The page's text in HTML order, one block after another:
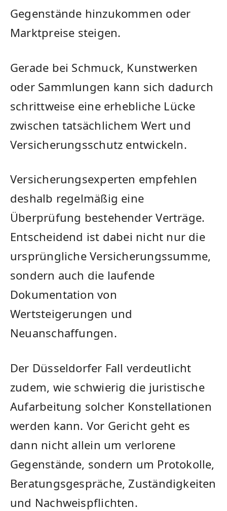
Gegenstände hinzukommen oder
Marktpreise steigen.
Gerade bei Schmuck, Kunstwerken
oder Sammlungen kann sich dadurch
schrittweise eine erhebliche Lücke
zwischen tatsächlichem Wert und
Versicherungsschutz entwickeln.
Versicherungsexperten empfehlen
deshalb regelmäßig eine
Überprüfung bestehender Verträge.
Entscheidend ist dabei nicht nur die
ursprüngliche Versicherungssumme,
sondern auch die laufende
Dokumentation von
Wertsteigerungen und
Neuanschaffungen.
Der Düsseldorfer Fall verdeutlicht
zudem, wie schwierig die juristische
Aufarbeitung solcher Konstellationen
werden kann. Vor Gericht geht es
dann nicht allein um verlorene
Gegenstände, sondern um Protokolle,
Beratungsgespräche, Zuständigkeiten
und Nachweispflichten.